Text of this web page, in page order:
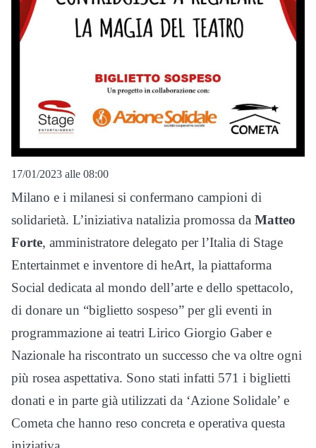
17/01/2023 alle 08:00
Milano e i milanesi si confermano campioni di
solidarietà. L’iniziativa natalizia promossa da Matteo
Forte, amministratore delegato per l’Italia di Stage
Entertainmet e inventore di heArt, la piattaforma
Social dedicata al mondo dell’arte e dello spettacolo,
di donare un “biglietto sospeso” per gli eventi in
programmazione ai teatri Lirico Giorgio Gaber e
Nazionale ha riscontrato un successo che va oltre ogni
più rosea aspettativa. Sono stati infatti 571 i biglietti
donati e in parte già utilizzati da ‘Azione Solidale’ e
Cometa che hanno reso concreta e operativa questa